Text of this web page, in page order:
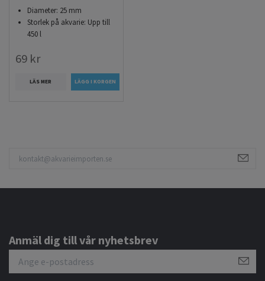
Diameter: 25 mm
Storlek på akvarie: Upp till
450 l
69 kr
LÄS MER
Anmäl dig till vår nyhetsbrev